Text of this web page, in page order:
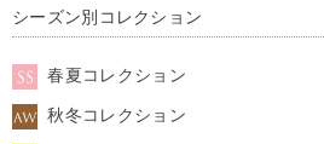
シーズン別コレクション
春夏コレクション
秋冬コレクション